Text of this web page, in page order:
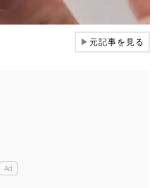
▶元記事を見る